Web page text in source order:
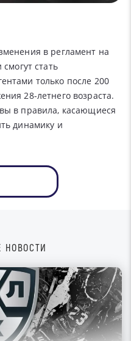
в регламент на
стать
только после 200
28-летнего возраста.
в правила, касающиеся
динамику и
НОВОСТИ